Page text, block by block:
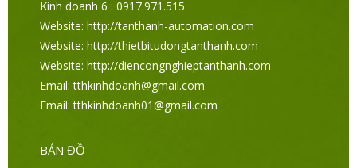
Kinh doanh 6 : 0917.971.515
Website: http://tanthanh-automation.com
Website: http://thietbitudongtanthanh.com
Website: http://diencongnghieptanthanh.com
Email: tthkinhdoanh@gmail.com
Email: tthkinhdoanh01@gmail.com
BẢN ĐỒ